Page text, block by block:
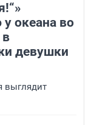
океана во
девушки
выглядит